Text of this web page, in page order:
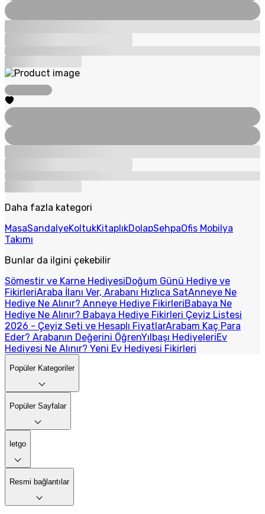
Daha fazla kategori
MasaSandalyeKoltukKitaplıkDolapSehpaOfis Mobilya
Takımı
Bunlar da ilgini çekebilir
Sömestir ve Karne HediyesiDoğum Günü Hediye ve
FikirleriAraba İlanı Ver, Arabanı Hızlıca SatAnneye Ne
Hediye Ne Alınır? Anneye Hediye FikirleriBabaya Ne
Hediye Ne Alınır? Babaya Hediye Fikirleri Çeyiz Listesi
2026 - Çeyiz Seti ve Hesaplı FiyatlarArabam Kaç Para
Eder? Arabanın Değerini ÖğrenYılbaşı HediyeleriEv
Hediyesi Ne Alınır? Yeni Ev Hediyesi Fikirleri
Popüler Kategoriler
Popüler Sayfalar
letgo
Resmi bağlantılar